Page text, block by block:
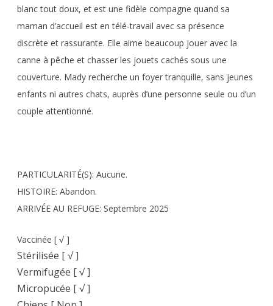
blanc tout doux, et est une fidèle compagne quand sa
maman d’accueil est en télé-travail avec sa présence
discrète et rassurante. Elle aime beaucoup jouer avec la
canne à pêche et chasser les jouets cachés sous une
couverture. Mady recherche un foyer tranquille, sans jeunes
enfants ni autres chats, auprès d’une personne seule ou d’un
couple attentionné.
PARTICULARITÉ(S): Aucune.
HISTOIRE: Abandon.
ARRIVÉE AU REFUGE: Septembre 2025
Vaccinée [ √ ]
Stérilisée [ √ ]
Vermifugée [ √ ]
Micropucée [ √ ]